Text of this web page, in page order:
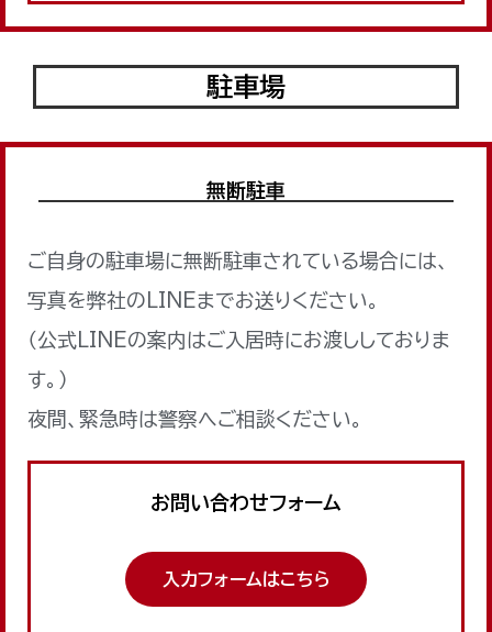
駐車場
無断駐車
ご自身の駐車場に無断駐車されている場合には、
写真を弊社のLINEまでお送りください。
（公式LINEの案内はご入居時にお渡ししておりま
す。）
夜間、緊急時は警察へご相談ください。
お問い合わせフォーム
入力フォームはこちら